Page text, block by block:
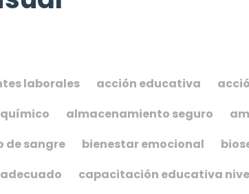
laborales acción educativa
almacenamiento seguro
de sangre bienestar emocional
capacitación educativa